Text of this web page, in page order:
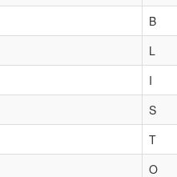
B
L
I
S
T
O